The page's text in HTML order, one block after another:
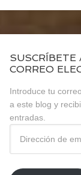
SUSCRÍBETE
CORREO
Introduce tu
a este blog y
entradas.
email